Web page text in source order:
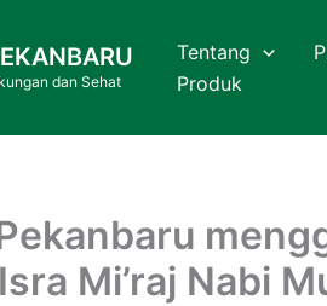
dan Sehat
Tentang
Produk
Mi’raj Nabi